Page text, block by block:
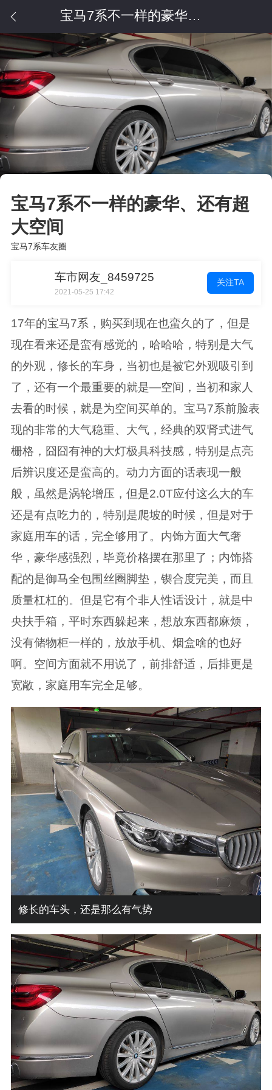
宝马7系不一样的豪华、还有超大空间
宝马7系不一样的豪华、还有超
大空间
宝马7系车友圈
车市网友_8459725
2021-05-25 17:42
关注TA
17年的宝马7系，购买到现在也蛮久的了，但是
现在看来还是蛮有感觉的，哈哈哈，特别是大气
的外观，修长的车身，当初也是被它外观吸引到
了，还有一个最重要的就是—空间，当初和家人
去看的时候，就是为空间买单的。宝马7系前脸表
现的非常的大气稳重、大气，经典的双肾式进气
栅格，囧囧有神的大灯极具科技感，特别是点亮
后辨识度还是蛮高的。动力方面的话表现一般
般，虽然是涡轮增压，但是2.0T应付这么大的车
还是有点吃力的，特别是爬坡的时候，但是对于
家庭用车的话，完全够用了。内饰方面大气奢
华，豪华感强烈，毕竟价格摆在那里了；内饰搭
配的是御马全包围丝圈脚垫，锲合度完美，而且
质量杠杠的。但是它有个非人性话设计，就是中
央扶手箱，平时东西躲起来，想放东西都麻烦，
没有储物柜一样的，放放手机、烟盒啥的也好
啊。空间方面就不用说了，前排舒适，后排更是
宽敞，家庭用车完全足够。
修长的车头，还是那么有气势